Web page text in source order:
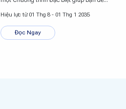
chăm sóc sức khỏe tiên tiến.
Hiệu lực từ 01 Thg 8 - 01 Thg 1 2035
Đọc Ngay